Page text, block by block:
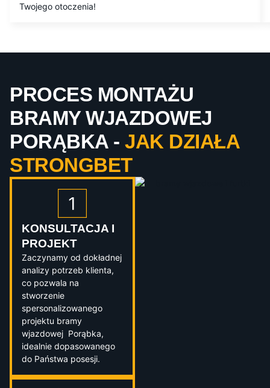
Twojego otoczenia!
PROCES MONTAŻU
BRAMY WJAZDOWEJ
PORĄBKA -JAK DZIAŁA
STRONGBET
KONSULTACJA I
PROJEKT
Zaczynamy od dokładnej
analizy potrzeb klienta,
co pozwala na
stworzenie
spersonalizowanego
projektu bramy
wjazdowej Porąbka,
idealnie dopasowanego
do Państwa posesji.